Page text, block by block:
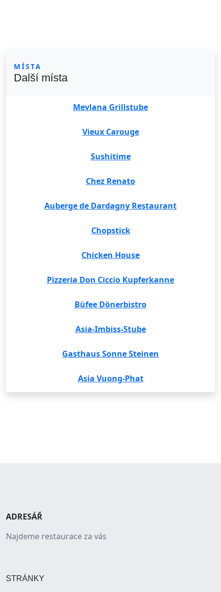
MÍSTA
Další místa
Mevlana Grillstube
Vieux Carouge
Sushitime
Chez Renato
Auberge de Dardagny Restaurant
Chopstick
Chicken House
Pizzeria Don Ciccio Kupferkanne
Büfee Dönerbistro
Asia-Imbiss-Stube
Gasthaus Sonne Steinen
Asia Vuong-Phat
ADRESÁŘ
Najdeme restaurace za vás
STRÁNKY